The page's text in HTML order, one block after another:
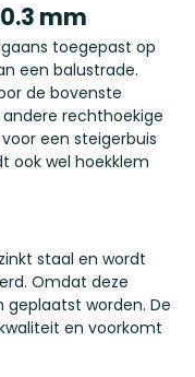
mm
toegepast op
een balustrade.
de bovenste
rechthoekige
een steigerbuis
ook wel hoekklem
staal en wordt
Omdat deze
geplaatst worden. De
en voorkomt